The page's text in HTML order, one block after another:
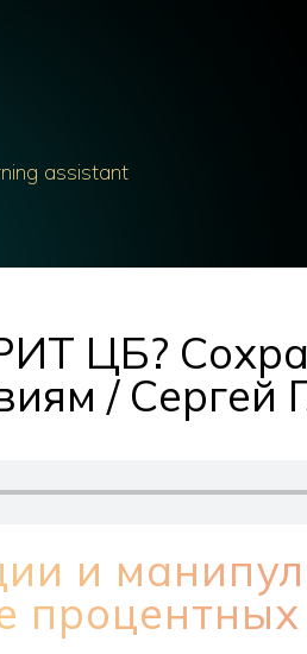
assistant
ЦБ?
/ Сергей
и
процентных